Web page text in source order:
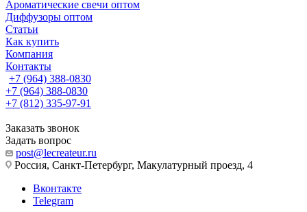
Ароматические свечи оптом
Диффузоры оптом
Статьи
Как купить
Компания
Контакты
+7 (964) 388-0830
+7 (964) 388-0830
+7 (812) 335-97-91
Заказать звонок
Задать вопрос
post@lecreateur.ru
Россия, Санкт-Петербург, Макулатурный проезд, 4
Вконтакте
Telegram